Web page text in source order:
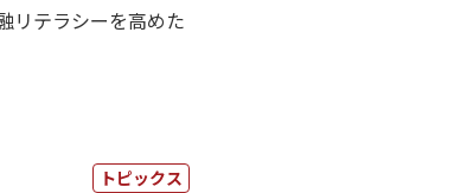
リテラシーを高めた
トピックス